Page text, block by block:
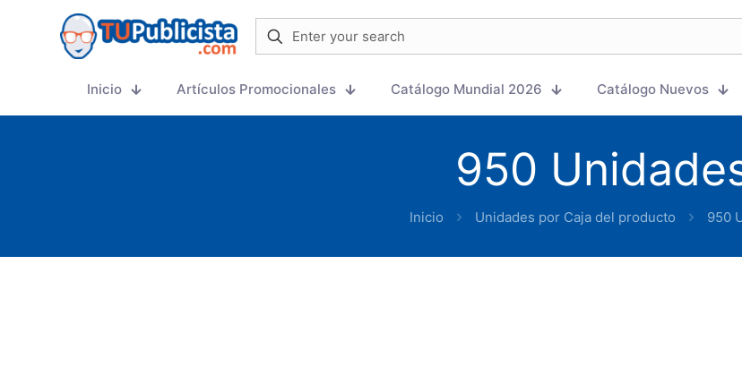
Inicio Artículos Promocionales Catálogo Mundial 2026 Catálogo Nuevos
950
Inicio Unidades por Caja del producto 950